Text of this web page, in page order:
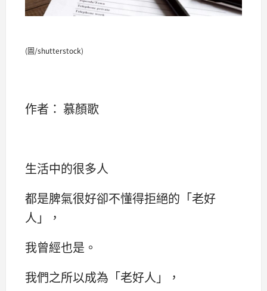
(圖/shutterstock)
作者： 慕顏歌
生活中的很多人
都是脾氣很好卻不懂得拒絕的「老好
人」，
我曾經也是。
我們之所以成為「老好人」，